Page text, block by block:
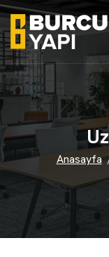
Uz
Anasayfa